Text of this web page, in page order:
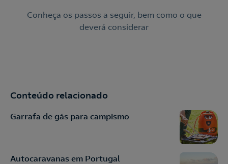
Conheça os passos a seguir, bem como o que
deverá considerar
Conteúdo relacionado
Garrafa de gás para campismo
Autocaravanas em Portugal